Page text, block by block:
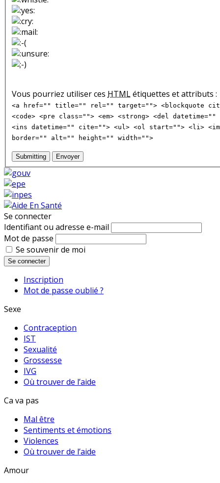
Vous pourriez utiliser ces HTMLétiquettes et attributs :
<a href="" title="" rel="" target=""> <blockquote
<code> <pre class=""> <em> <strong> <del
<ins datetime="" cite=""> <ul> <ol start=""> <li>
border="" alt="" height="" width="">
Submitting Envoyer
Se connecter
Identifiant ou adresse e-mail
Mot de passe
Se souvenir de moi
Se connecter
Inscription
Mot de passe oublié ?
Sexe
Contraception
IST
Sexualité
Grossesse
IVG
Où trouver de l’aide
Ca va pas
Mal être
Sentiments et émotions
Violences
Où trouver de l’aide
Amour